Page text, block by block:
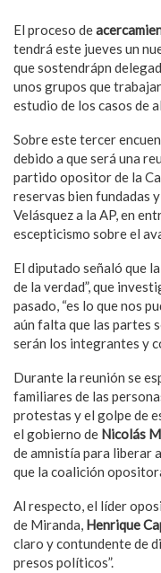
El proceso de
tendrá este jueves un
que sostendrápn
unos grupos que
estudio de los casos de
Sobre este tercer
debido a que será una
partido opositor de la
reservas bien fundadas y
Velásquez a la AP, en
escepticismo sobre el
El diputado señaló que
de la verdad”, que
pasado, “es lo que nos
aún falta que las partes
serán los integrantes y
Durante la reunión se
familiares de las
protestas y el golpe de
el gobierno de Nicolás
de amnistía para liberar
que la coalición
Al respecto, el líder
de Miranda, Henrique
claro y contundente de
presos políticos”.